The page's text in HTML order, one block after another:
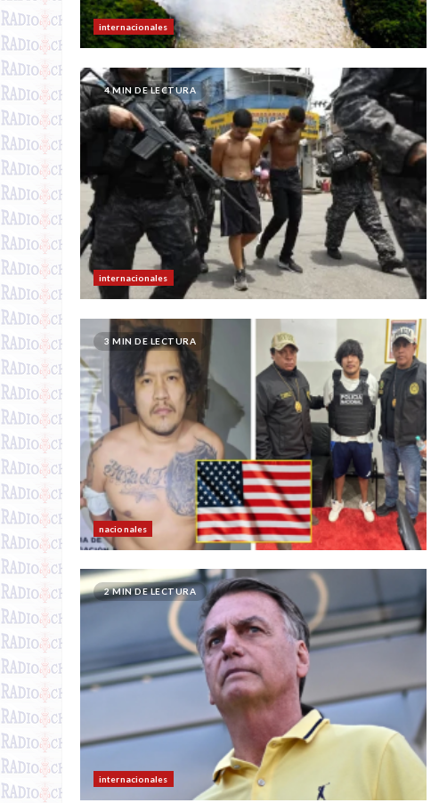
internacionales
4 MIN DE LECTURA
internacionales
3 MIN DE LECTURA
nacionales
2 MIN DE LECTURA
internacionales